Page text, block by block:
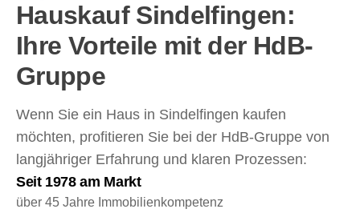
Hauskauf Sindelfingen:
Ihre Vorteile mit der HdB-
Gruppe
Wenn Sie ein Haus in Sindelfingen kaufen
möchten, profitieren Sie bei der HdB-Gruppe von
langjähriger Erfahrung und klaren Prozessen:
Seit 1978 am Markt
über 45 Jahre Immobilienkompetenz